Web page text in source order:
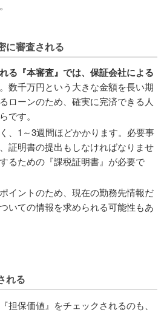
に審査される
る『本審査』では、保証会社による
数千万円という大きな金額を長い期
ローンのため、確実に完済できる人
です。
、1～3週間ほどかかります。必要事
証明書の提出もしなければなりませ
るための『課税証明書』が必要で
イントのため、現在の勤務先情報だ
いての情報を求められる可能性もあ
れる
担保価値』をチェックされるのも、